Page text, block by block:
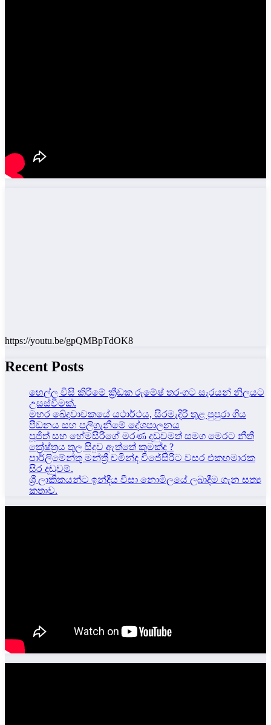
https://youtu.be/gpQMBpTdOK8
Recent Posts
හෙල්ල විසි කිරීමේ ක්‍රීඩක රුමේෂ් තරංගට සැරයන් නිලයට
උසස්වීමක්.
මහර ඛේදවාචකයේ යථාර්ථය, සිරමැදිරි තුළ පුපුරා ගිය
පීඩනය සහ පලිගැනීමේ දේශපාලනය
පූජිත් සහ හේමසිරිගේ මරණ දඩුවමත් සමග මෙරට නීතී
ක්‍රේෂ්ත්‍රය තුල සිදුව ඇත්තේ කුමක්ද ?
පාර්ලිමේන්තු මන්ත්‍රී චමින්ද විජේසිරිට වසර එකහමාරක
සිර දඬුවම්.
ශ්‍රී ලාකිකයන්ට ඉන්දීය වීසා නොමිලයේ ලබාදීම ගැන සත්‍ය
කතාව.